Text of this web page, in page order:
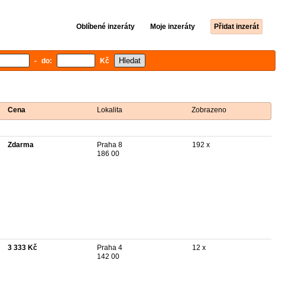
Oblíbené inzeráty Moje inzeráty Přidat inzerát
- do: Kč
Cena Lokalita Zobrazeno
Zdarma
Praha 8
186 00
192 x
3 333 Kč
Praha 4
142 00
12 x